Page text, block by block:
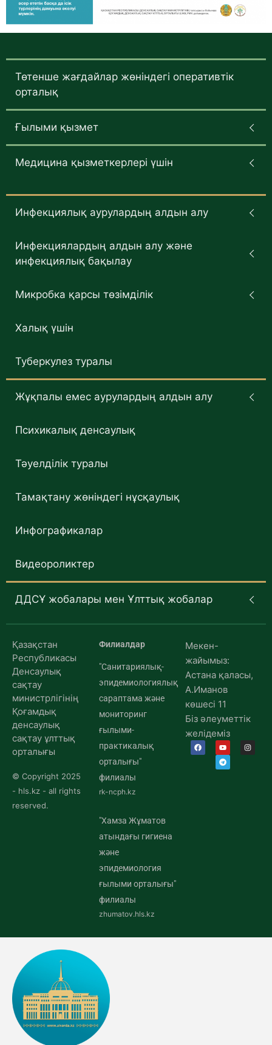
Төтенше жағдайлар жөніндегі оперативтік
орталық
Ғылыми қызмет
Медицина қызметкерлері үшін
Инфекциялық аурулардың алдын алу
Инфекциялардың алдын алу және
инфекциялық бақылау
Микробка қарсы төзімділік
Халық үшін
Туберкулез туралы
Жұқпалы емес аурулардың алдын алу
Психикалық денсаулық
Тәуелділік туралы
Тамақтану жөніндегі нұсқаулық
Инфографикалар
Видеороликтер
ДДСҰ жобалары мен Ұлттық жобалар
Қазақстан
Республикасы
Денсаулық
сақтау
министрлігінің
Қоғамдық
денсаулық
сақтау ұлттық
орталығы
© Copyright 2025
- hls.kz - all rights
reserved.
Филиалдар
"Санитариялық-
эпидемиологиялық
сараптама және
мониторинг
ғылыми-
практикалық
орталығы"
филиалы
rk-ncph.kz
"Хамза Жұматов
атындағы гигиена
және
эпидемиология
ғылыми орталығы"
филиалы
zhumatov.hls.kz
Мекен-
жайымыз:
Астана қаласы,
А.Иманов
көшесі 11
Біз әлеуметтік
желідеміз